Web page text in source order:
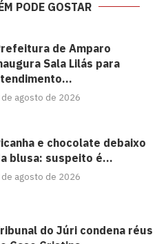
PODE GOSTAR
de Amparo
Sala Lilás para
de agosto de 2026
e chocolate debaixo
blusa: suspeito é...
de agosto de 2026
do Júri condena réus